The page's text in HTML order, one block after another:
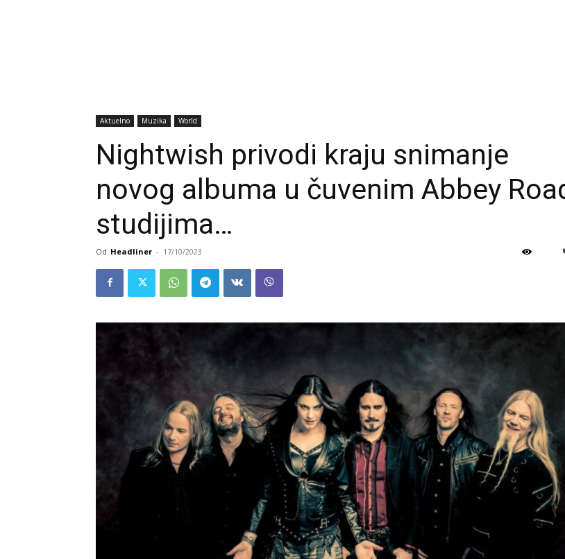
Aktuelno Muzika World
Nightwish privodi kraju snimanje
novog albuma u čuvenim Abbey
studijima…
Od Headliner - 17/10/2023